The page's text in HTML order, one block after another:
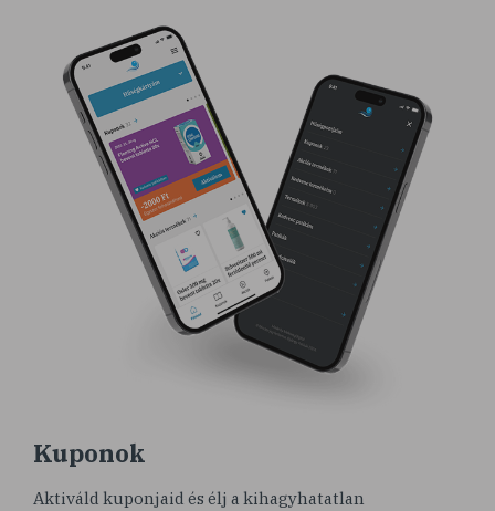
Kuponok
Aktiváld kuponjaid és élj a kihagyhatatlan